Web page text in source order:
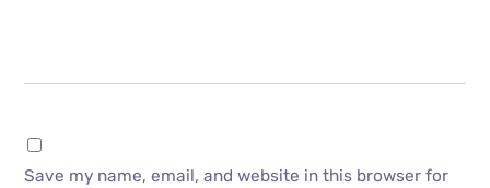
Save my name, email, and website in this browser for